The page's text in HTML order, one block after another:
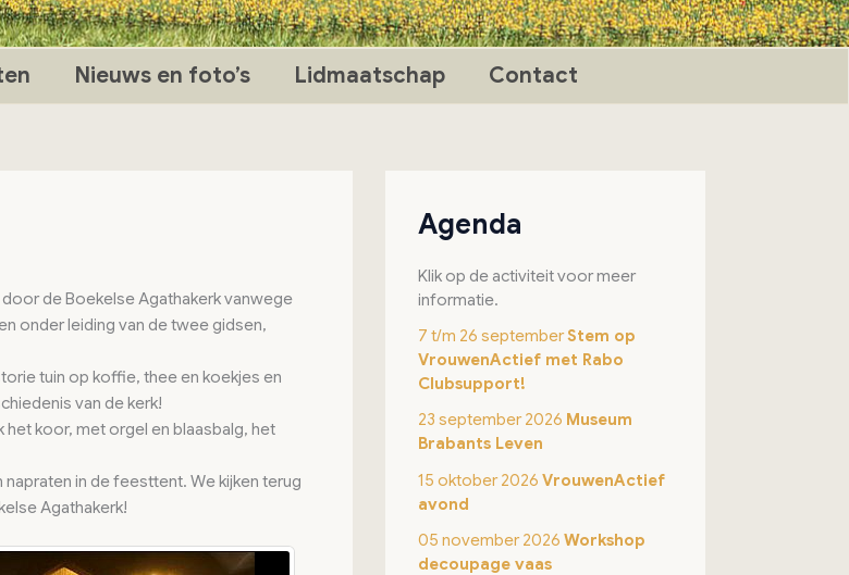
Nieuws en foto’s Lidmaatschap Contact
de Boekelse Agathakerk vanwege
onder leiding van de twee gidsen,
tuin op koffie, thee en koekjes en
van de kerk!
koor, met orgel en blaasbalg, het
in de feesttent. We kijken terug
Agathakerk!
Agenda
Klik op de activiteit voor meer
informatie.
7 t/m 26 septemberStem op
VrouwenActief met Rabo
Clubsupport!
23 september 2026 Museum
Brabants Leven
15 oktober 2026VrouwenActief
avond
05 november 2026Workshop
decoupage vaas